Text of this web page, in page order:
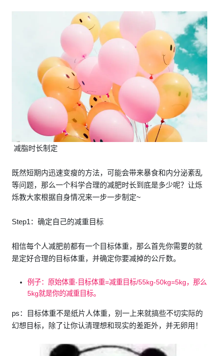
减脂时长制定
既然短期内迅速变瘦的方法，可能会带来暴食和内分泌紊乱
等问题，那么一个科学合理的减肥时长到底是多少呢？让烁
烁教大家根据自身情况来一步一步制定~
Step1：确定自己的减重目标
相信每个人减肥前都有一个目标体重，那么首先你需要的就
是定好合理的目标体重，并确定你要减掉的公斤数。
例子：原始体重-目标体重=减重目标/55kg-50kg=5kg，那么
5kg就是你的减重目标。
ps：目标体重不是纸片人体重，别一上来就搞些不切实际的
幻想目标，除了让你认清理想和现实的差距外，并无卵用！